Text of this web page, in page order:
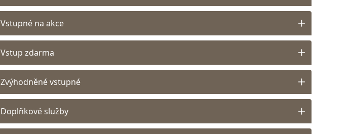
Vstupné na akce
Vstup zdarma
Zvýhodněné vstupné
Doplňkové služby